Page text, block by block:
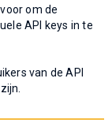
om de
API keys in te
van de API